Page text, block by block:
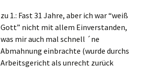
zu 1.: Fast 31 Jahre, aber ich war “weiß
Gott” nicht mit allem Einverstanden,
was mir auch mal schnell ´ne
Abmahnung einbrachte (wurde durchs
Arbeitsgericht als unrecht zurück